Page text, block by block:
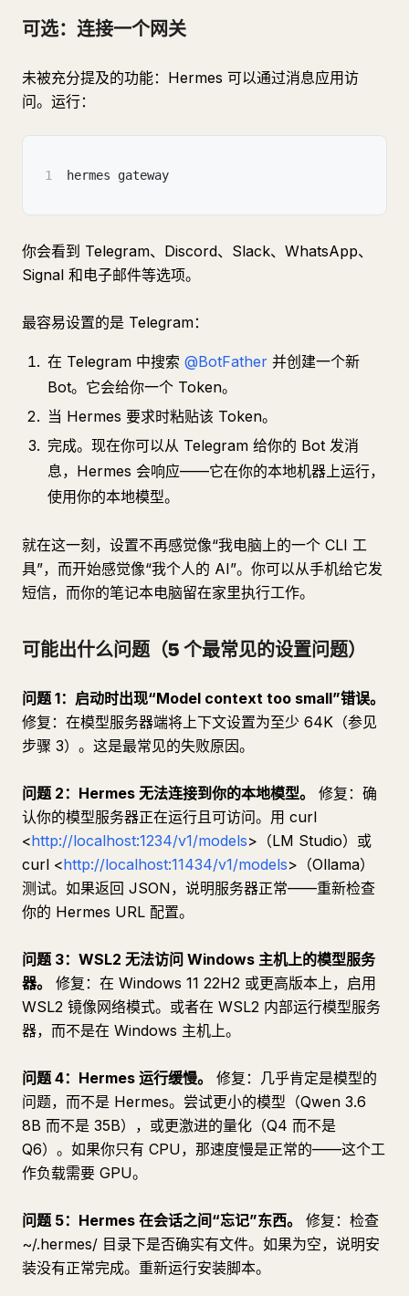
可选：连接一个网关
未被充分提及的功能：Hermes 可以通过消息应用访
问。运行：
1 hermes gateway
你会看到 Telegram、Discord、Slack、WhatsApp、
Signal 和电子邮件等选项。
最容易设置的是 Telegram：
在 Telegram 中搜索 @BotFather 并创建一个新
Bot。它会给你一个 Token。
当 Hermes 要求时粘贴该 Token。
完成。现在你可以从 Telegram 给你的 Bot 发消
息，Hermes 会响应——它在你的本地机器上运行，
使用你的本地模型。
就在这一刻，设置不再感觉像“我电脑上的一个 CLI 工
具”，而开始感觉像“我个人的 AI”。你可以从手机给它发
短信，而你的笔记本电脑留在家里执行工作。
可能出什么问题（5 个最常见的设置问题）
问题 1：启动时出现“Model context too small”错误。
修复：在模型服务器端将上下文设置为至少 64K（参见
步骤 3）。这是最常见的失败原因。
问题 2：Hermes 无法连接到你的本地模型。
修复：确
认你的模型服务器正在运行且可访问。用 curl
<http://localhost:1234/v1/models>（LM Studio）或
curl <http://localhost:11434/v1/models>（Ollama）
测试。如果返回 JSON，说明服务器正常——重新检查
你的 Hermes URL 配置。
问题 3：WSL2 无法访问 Windows 主机上的模型服务
器。
修复：在 Windows 11 22H2 或更高版本上，启用
WSL2 镜像网络模式。或者在 WSL2 内部运行模型服务
器，而不是在 Windows 主机上。
问题 4：Hermes 运行缓慢。
修复：几乎肯定是模型的
问题，而不是 Hermes。尝试更小的模型（Qwen 3.6
8B 而不是 35B），或更激进的量化（Q4 而不是
Q6）。如果你只有 CPU，那速度慢是正常的——这个工
作负载需要 GPU。
问题 5：Hermes 在会话之间“忘记”东西。
修复：检查
~/.hermes/ 目录下是否确实有文件。如果为空，说明安
装没有正常完成。重新运行安装脚本。